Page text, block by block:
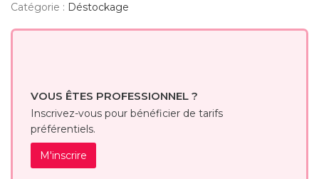
Catégorie : Déstockage
VOUS ÊTES PROFESSIONNEL ?
Inscrivez-vous pour bénéficier de tarifs
préférentiels.
M'inscrire